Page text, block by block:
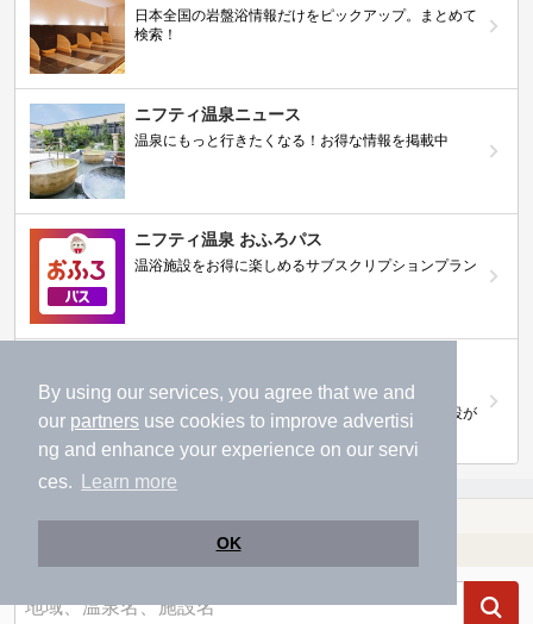
By using our services, you agree that we and
our partners use cookies to improve advertisi
ng and enhance your experience on our servi
ces.
Learn more
OK
日本全国の岩盤浴情報だけをピックアップ。まとめて
検索！
ニフティ温泉ニュース
温泉にもっと行きたくなる！お得な情報を掲載中
ニフティ温泉 おふろパス
温浴施設をお得に楽しめるサブスクリプションプラン
内】
株主優待制度で人気の温浴施設に行こう！対象施設が
拡充されました！